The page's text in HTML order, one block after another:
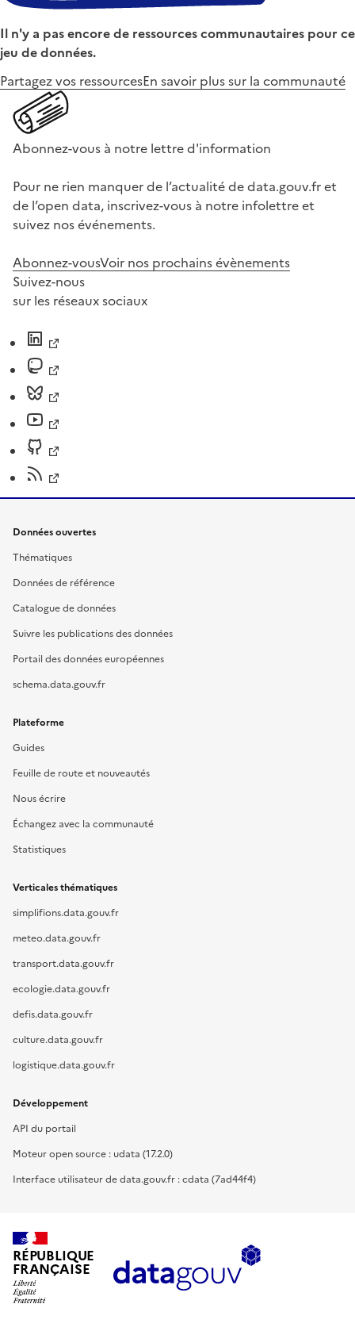
Il n'y a pas encore de ressources communautaires pour ce
jeu de données.
Partagez vos ressourcesEn savoir plus sur la communauté
Abonnez-vous à notre lettre d'information
Pour ne rien manquer de l’actualité de data.gouv.fr et
de l’open data, inscrivez-vous à notre infolettre et
suivez nos événements.
Abonnez-vousVoir nos prochains évènements
Suivez-nous
sur les réseaux sociaux
Données ouvertes
Thématiques
Données de référence
Catalogue de données
Suivre les publications des données
Portail des données européennes
schema.data.gouv.fr
Plateforme
Guides
Feuille de route et nouveautés
Nous écrire
Échangez avec la communauté
Statistiques
Verticales thématiques
simplifions.data.gouv.fr
meteo.data.gouv.fr
transport.data.gouv.fr
ecologie.data.gouv.fr
defis.data.gouv.fr
culture.data.gouv.fr
logistique.data.gouv.fr
Développement
API du portail
Moteur open source : udata (17.2.0)
Interface utilisateur de data.gouv.fr : cdata (7ad44f4)
RÉPUBLIQUE
FRANÇAISE